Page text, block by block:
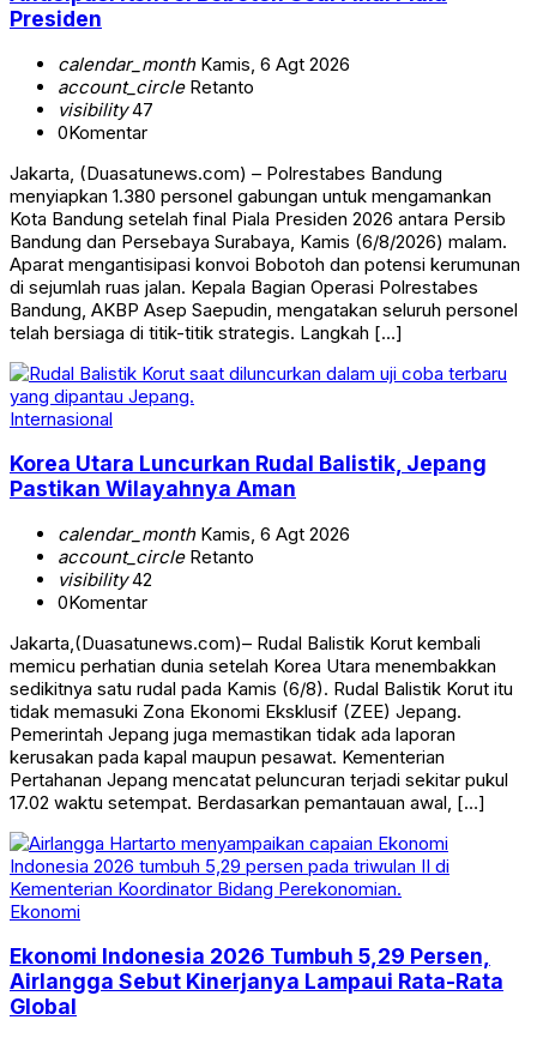
Presiden
calendar_monthKamis, 6 Agt 2026
account_circleRetanto
visibility47
0Komentar
Jakarta, (Duasatunews.com) – Polrestabes Bandung
menyiapkan 1.380 personel gabungan untuk mengamankan
Kota Bandung setelah final Piala Presiden 2026 antara Persib
Bandung dan Persebaya Surabaya, Kamis (6/8/2026) malam.
Aparat mengantisipasi konvoi Bobotoh dan potensi kerumunan
di sejumlah ruas jalan. Kepala Bagian Operasi Polrestabes
Bandung, AKBP Asep Saepudin, mengatakan seluruh personel
telah bersiaga di titik-titik strategis. Langkah […]
Internasional
Korea Utara Luncurkan Rudal Balistik, Jepang
Pastikan Wilayahnya Aman
calendar_monthKamis, 6 Agt 2026
account_circleRetanto
visibility42
0Komentar
Jakarta,(Duasatunews.com)– Rudal Balistik Korut kembali
memicu perhatian dunia setelah Korea Utara menembakkan
sedikitnya satu rudal pada Kamis (6/8). Rudal Balistik Korut itu
tidak memasuki Zona Ekonomi Eksklusif (ZEE) Jepang.
Pemerintah Jepang juga memastikan tidak ada laporan
kerusakan pada kapal maupun pesawat. Kementerian
Pertahanan Jepang mencatat peluncuran terjadi sekitar pukul
17.02 waktu setempat. Berdasarkan pemantauan awal, […]
Ekonomi
Ekonomi Indonesia 2026 Tumbuh 5,29 Persen,
Airlangga Sebut Kinerjanya Lampaui Rata-Rata
Global